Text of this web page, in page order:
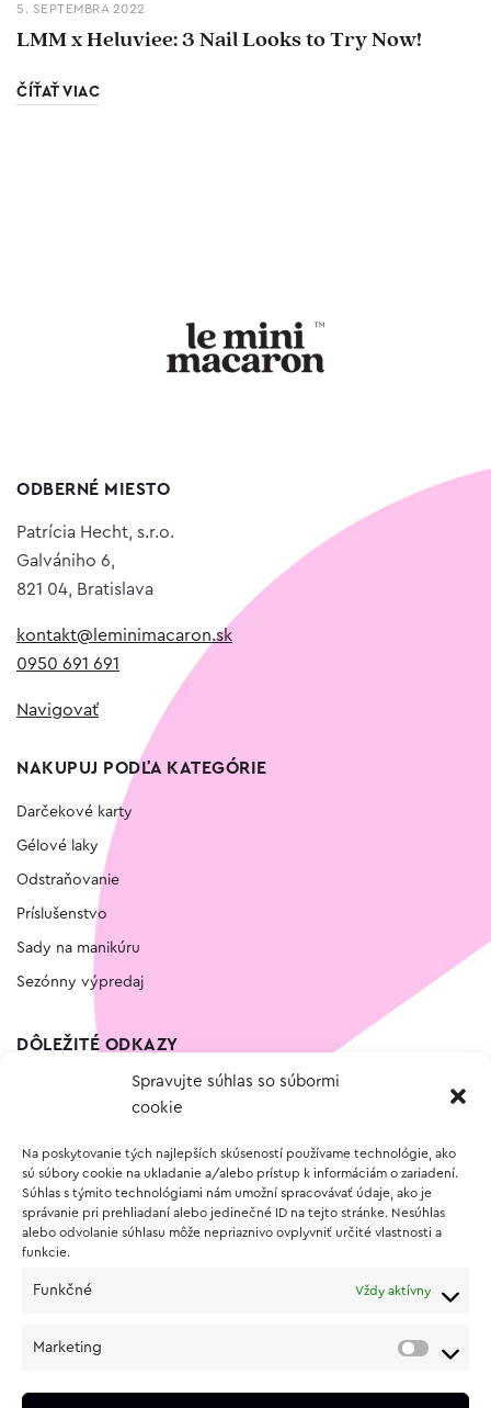
Spravujte súhlas so súbormi
cookie
Na poskytovanie tých najlepších skúseností používame technológie, ako
sú súbory cookie na ukladanie a/alebo prístup k informáciám o zariadení.
Súhlas s týmito technológiami nám umožní spracovávať údaje, ako je
správanie pri prehliadaní alebo jedinečné ID na tejto stránke. Nesúhlas
alebo odvolanie súhlasu môže nepriaznivo ovplyvniť určité vlastnosti a
funkcie.
Funkčné Vždy aktívny
Marketing
5. SEPTEMBRA 2022
LMM x Heluviee: 3 Nail Looks to Try Now!
ČÍŤAŤ VIAC
ODBERNÉ MIESTO
Patrícia Hecht, s.r.o.
Galvániho 6,
821 04, Bratislava
kontakt@leminimacaron.sk
0950 691 691
Navigovať
NAKUPUJ PODĽA KATEGÓRIE
Darčekové karty
Gélové laky
Odstraňovanie
Príslušenstvo
Sady na manikúru
Sezónny výpredaj
DÔLEŽITÉ ODKAZY
Vernostný program
O NÁKUPE
Vrátenie a reklamácia tovaru